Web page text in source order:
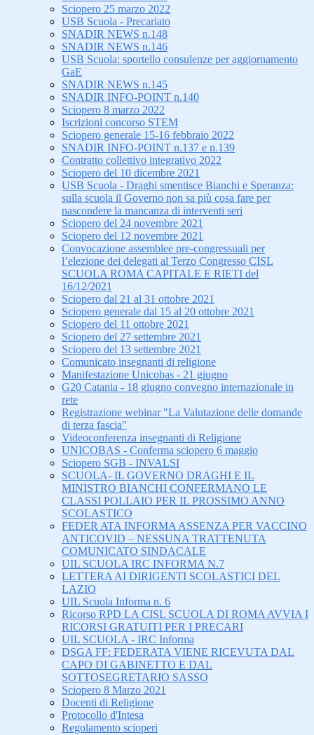
Sciopero 25 marzo 2022
USB Scuola - Precariato
SNADIR NEWS n.148
SNADIR NEWS n.146
USB Scuola: sportello consulenze per aggiornamento
GaE
SNADIR NEWS n.145
SNADIR INFO-POINT n.140
Sciopero 8 marzo 2022
Iscrizioni concorso STEM
Sciopero generale 15-16 febbraio 2022
SNADIR INFO-POINT n.137 e n.139
Contratto collettivo integrativo 2022
Sciopero del 10 dicembre 2021
USB Scuola - Draghi smentisce Bianchi e Speranza:
sulla scuola il Governo non sa più cosa fare per
nascondere la mancanza di interventi seri
Sciopero del 24 novembre 2021
Sciopero del 12 novembre 2021
Convocazione assemblee pre-congressuali per
l’elezione dei delegati al Terzo Congresso CISL
SCUOLA ROMA CAPITALE E RIETI del
16/12/2021
Sciopero dal 21 al 31 ottobre 2021
Sciopero generale dal 15 al 20 ottobre 2021
Sciopero del 11 ottobre 2021
Sciopero del 27 settembre 2021
Sciopero del 13 settembre 2021
Comunicato insegnanti di religione
Manifestazione Unicobas - 21 giugno
G20 Catania - 18 giugno convegno internazionale in
rete
Registrazione webinar "La Valutazione delle domande
di terza fascia"
Videoconferenza insegnanti di Religione
UNICOBAS - Conferma sciopero 6 maggio
Sciopero SGB - INVALSI
SCUOLA- IL GOVERNO DRAGHI E IL
MINISTRO BIANCHI CONFERMANO LE
CLASSI POLLAIO PER IL PROSSIMO ANNO
SCOLASTICO
FEDER ATA INFORMA ASSENZA PER VACCINO
ANTICOVID – NESSUNA TRATTENUTA
COMUNICATO SINDACALE
UIL SCUOLA IRC INFORMA N.7
LETTERA AI DIRIGENTI SCOLASTICI DEL
LAZIO
UIL Scuola Informa n. 6
Ricorso RPD LA CISL SCUOLA DI ROMA AVVIA I
RICORSI GRATUITI PER I PRECARI
UIL SCUOLA - IRC Informa
DSGA FF: FEDERATA VIENE RICEVUTA DAL
CAPO DI GABINETTO E DAL
SOTTOSEGRETARIO SASSO
Sciopero 8 Marzo 2021
Docenti di Religione
Protocollo d'Intesa
Regolamento scioperi